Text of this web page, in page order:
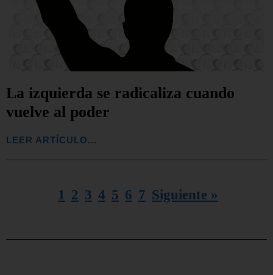
La izquierda se radicaliza cuando
vuelve al poder
LEER ARTÍCULO...
1 2 3 4 5 6 7 Siguiente »